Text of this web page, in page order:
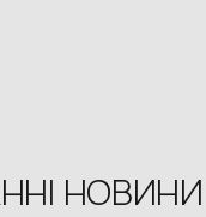
НОВИНИ